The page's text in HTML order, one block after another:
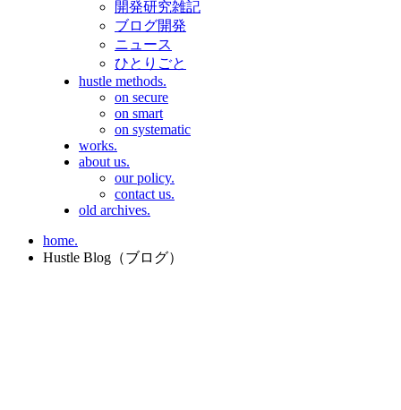
開発研究雑記
ブログ開発
ニュース
ひとりごと
hustle methods.
on secure
on smart
on systematic
works.
about us.
our policy.
contact us.
old archives.
home.
Hustle Blog（ブログ）